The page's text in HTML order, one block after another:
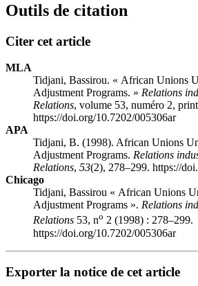
Outils de citation
Citer cet article
MLA
Tidjani, Bassirou. « African Unions
Adjustment Programs. » Relations
Relations, volume 53, numéro 2,
https://doi.org/10.7202/005306ar
APA
Tidjani, B. (1998). African Unions
Adjustment Programs. Relations
Relations, 53(2), 278–299. https://
Chicago
Tidjani, Bassirou « African Unions
Adjustment Programs ». Relations
Relations 53, no 2 (1998) : 278–299.
https://doi.org/10.7202/005306ar
Exporter la notice de cet article